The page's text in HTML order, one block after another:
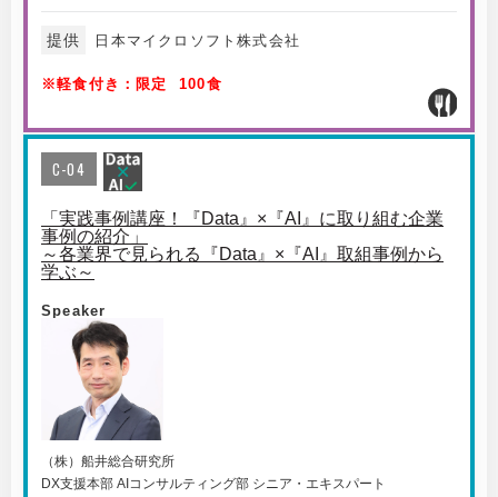
提供 日本マイクロソフト株式会社
※軽食付き：限定 100食
C-04
「実践事例講座！『Data』×『AI』に取り組む企業
事例の紹介」
～各業界で見られる『Data』×『AI』取組事例から
学ぶ～
Speaker
（株）船井総合研究所
DX支援本部 AIコンサルティング部 シニア・エキスパート